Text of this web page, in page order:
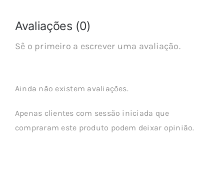
Avaliações (0)
Sê o primeiro a escrever uma avaliação.
Ainda não existem avaliações.
Apenas clientes com sessão iniciada que
compraram este produto podem deixar opinião.